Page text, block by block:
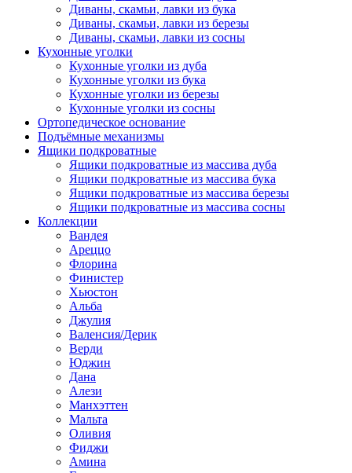
Диваны, скамьи, лавки из бука
Диваны, скамьи, лавки из березы
Диваны, скамьи, лавки из сосны
Кухонные уголки
Кухонные уголки из дуба
Кухонные уголки из бука
Кухонные уголки из березы
Кухонные уголки из сосны
Ортопедическое основание
Подъёмные механизмы
Ящики подкроватные
Ящики подкроватные из массива дуба
Ящики подкроватные из массива бука
Ящики подкроватные из массива березы
Ящики подкроватные из массива сосны
Коллекции
Вандея
Ареццо
Флорина
Финистер
Хьюстон
Альба
Джулия
Валенсия/Дерик
Верди
Юджин
Дана
Алези
Манхэттен
Мальта
Оливия
Фиджи
Амина